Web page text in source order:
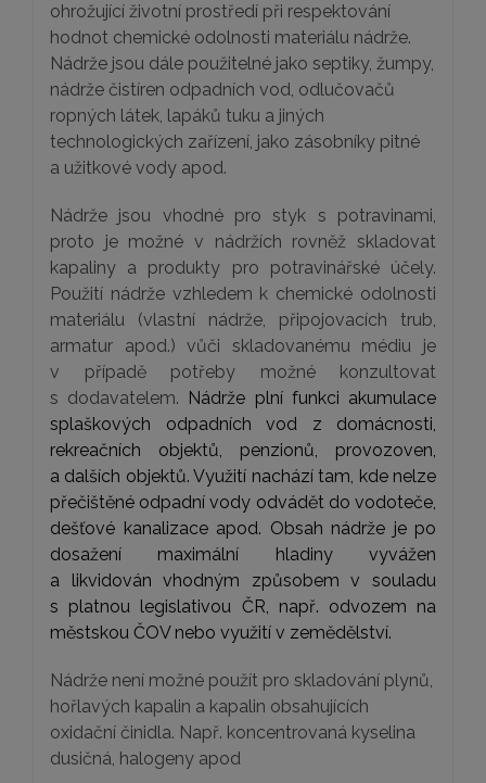
ohrožující životní prostředí při respektování
hodnot chemické odolnosti materiálu nádrže.
Nádrže jsou dále použitelné jako septiky, žumpy,
nádrže čistíren odpadních vod, odlučovačů
ropných látek, lapáků tuku a jiných
technologických zařízení, jako zásobníky pitné
a užitkové vody apod.
Nádrže jsou vhodné pro styk s potravinami,
proto je možné v nádržích rovněž skladovat
kapaliny a produkty pro potravinářské účely.
Použití nádrže vzhledem k chemické odolnosti
materiálu (vlastní nádrže, připojovacích trub,
armatur apod.) vůči skladovanému médiu je
v případě potřeby možné konzultovat
s dodavatelem.
Nádrže plní funkci akumulace
splaškových odpadních vod z domácnosti,
rekreačních objektů, penzionů, provozoven,
a dalších objektů. Využití nachází tam, kde nelze
přečištěné odpadní vody odvádět do vodoteče,
dešťové kanalizace apod. Obsah nádrže je po
dosažení maximální hladiny vyvážen
a likvidován vhodným způsobem v souladu
s platnou legislativou ČR, např. odvozem na
městskou ČOV nebo využití v zemědělství.
Nádrže není možné použít pro skladování plynů,
hořlavých kapalin a kapalin obsahujících
oxidační činidla. Např. koncentrovaná kyselina
dusičná, halogeny apod